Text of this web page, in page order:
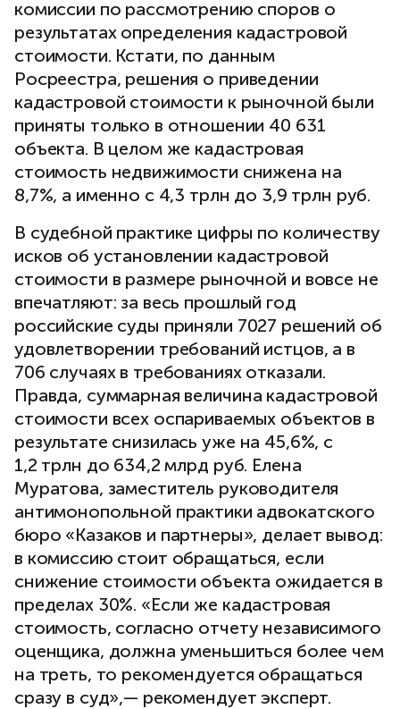
комиссии по рассмотрению споров о
результатах определения кадастровой
стоимости. Кстати, по данным
Росреестра, решения о приведении
кадастровой стоимости к рыночной были
приняты только в отношении 40 631
объекта. В целом же кадастровая
стоимость недвижимости снижена на
8,7%, а именно с 4,3 трлн до 3,9 трлн руб.
В судебной практике цифры по количеству
исков об установлении кадастровой
стоимости в размере рыночной и вовсе не
впечатляют: за весь прошлый год
российские суды приняли 7027 решений об
удовлетворении требований истцов, а в
706 случаях в требованиях отказали.
Правда, суммарная величина кадастровой
стоимости всех оспариваемых объектов в
результате снизилась уже на 45,6%, с
1,2 трлн до 634,2 млрд руб. Елена
Муратова, заместитель руководителя
антимонопольной практики адвокатского
бюро «Казаков и партнеры», делает вывод:
в комиссию стоит обращаться, если
снижение стоимости объекта ожидается в
пределах 30%. «Если же кадастровая
стоимость, согласно отчету независимого
оценщика, должна уменьшиться более чем
на треть, то рекомендуется обращаться
сразу в суд»,— рекомендует эксперт.